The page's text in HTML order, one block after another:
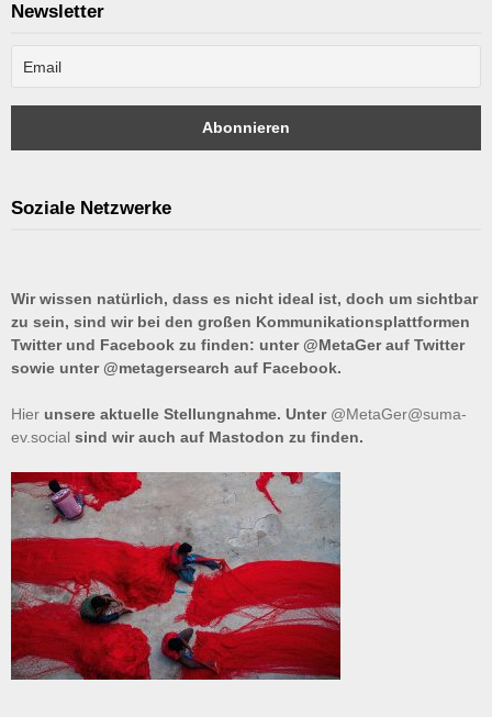
Newsletter
Soziale Netzwerke
Wir wissen natürlich, dass es nicht ideal ist, doch um sichtbar
zu sein, sind wir bei den großen Kommunikationsplattformen
Twitter und Facebook zu finden: unter @MetaGer auf Twitter
sowie unter @metagersearch auf Facebook.
Hier unsere aktuelle Stellungnahme. Unter @MetaGer@suma-
ev.social sind wir auch auf Mastodon zu finden.